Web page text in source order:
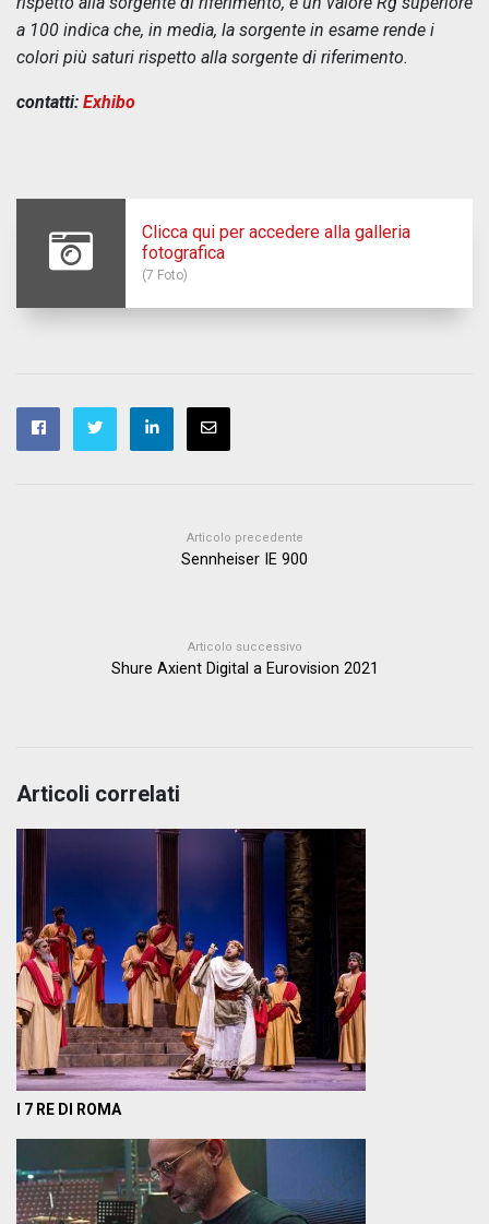
a 100 indica che, in media, la sorgente in esame rende i
colori più saturi rispetto alla sorgente di riferimento.
contatti: Exhibo
Clicca qui per accedere alla galleria
fotografica
(7 Foto)
Articolo precedente
Sennheiser IE 900
Articolo successivo
Shure Axient Digital a Eurovision 2021
Articoli correlati
I 7 RE DI ROMA